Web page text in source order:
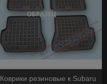
Коврики резиновые к Subaru